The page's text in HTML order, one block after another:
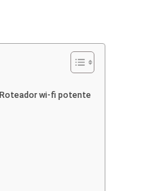
wi-fi potente